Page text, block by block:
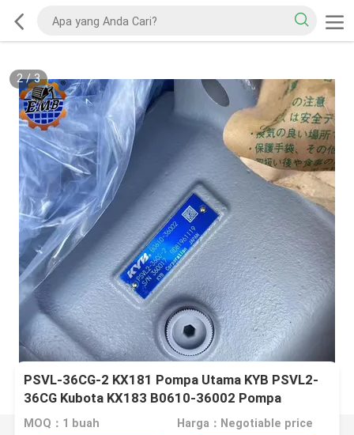
2/3
PSVL-36CG-2 KX181 Pompa Utama KYB PSVL2-
36CG Kubota KX183 B0610-36002 Pompa
Hidraulik
MOQ：1 buah Harga：Negotiable price